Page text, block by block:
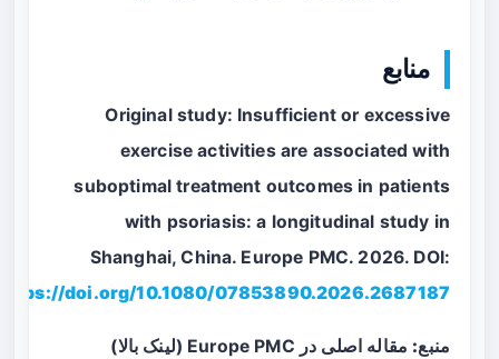
منابع
Original study: Insufficient or excessive
exercise activities are associated with
suboptimal treatment outcomes in patients
with psoriasis: a longitudinal study in
Shanghai, China. Europe PMC. 2026. DOI:
doi.org/10.1080/07853890.2026.2687187
منبع: مقاله اصلی در Europe PMC (لینک بالا)